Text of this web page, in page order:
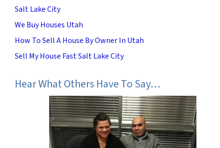
Salt Lake City
We Buy Houses Utah
How To Sell A House By Owner In Utah
Sell My House Fast Salt Lake City
Hear What Others Have To Say…